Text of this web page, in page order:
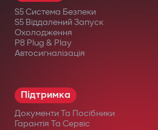
у великих мережах
у спеціалізованих
S5 Система Безпеки
S5 Віддалений Запуск
Охолодження
P8 Plug & Play
Автосигналізація
Підтримка
Документи Та Посібники
Гарантія Та Сервіс